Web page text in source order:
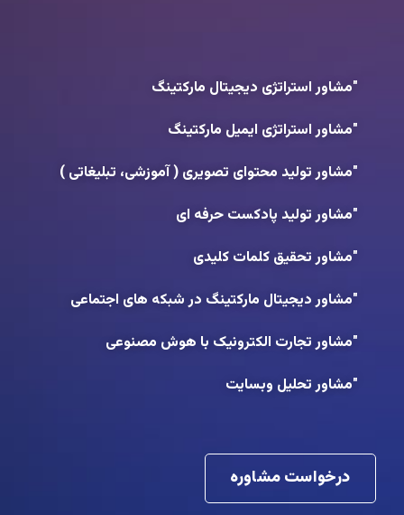
"مشاور استراتژی دیجیتال مارکتینگ
"مشاور استراتژی ایمیل مارکتینگ
"مشاور تولید محتوای تصویری ( آموزشی، تبلیغاتی )
"مشاور تولید پادکست حرفه ای
"مشاور تحقیق کلمات کلیدی
"مشاور دیجیتال مارکتینگ در شبکه های اجتماعی
"مشاور تجارت الکترونیک با هوش مصنوعی
"مشاور تحلیل وبسایت
درخواست مشاوره